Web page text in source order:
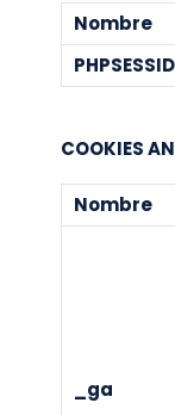
Nombre
PHPSESSID
COOKIES
Nombre
_ga